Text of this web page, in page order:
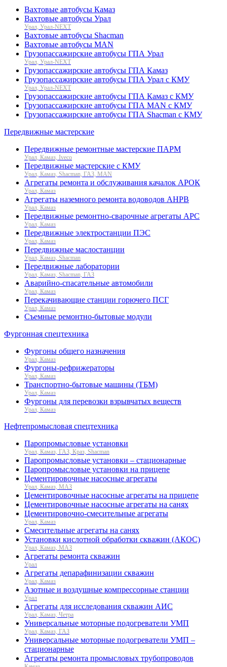
Вахтовые автобусы Камаз
Вахтовые автобусы Урал
Урал, Урал-NEXT
Вахтовые автобусы Shacman
Вахтовые автобусы MAN
Грузопассажирские автобусы ГПА Урал
Урал, Урал-NEXT
Грузопассажирские автобусы ГПА Камаз
Грузопассажирские автобусы ГПА Урал с КМУ
Урал, Урал-NEXT
Грузопассажирские автобусы ГПА Камаз с КМУ
Грузопассажирские автобусы ГПА MAN с КМУ
Грузопассажирские автобусы ГПА Shacman с КМУ
Передвижные мастерские
Передвижные ремонтные мастерские ПАРМ
Урал, Камаз, Iveco
Передвижные мастерские с КМУ
Урал, Камаз, Shacman, ГАЗ, MAN
Агрегаты ремонта и обслуживания качалок АРОК
Урал, Камаз
Агрегаты наземного ремонта водоводов АНРВ
Урал, Камаз
Передвижные ремонтно-сварочные агрегаты АРС
Урал, Камаз
Передвижные электростанции ПЭС
Урал, Камаз
Передвижные маслостанции
Урал, Камаз, Shacman
Передвижные лаборатории
Урал, Камаз, Shacman, ГАЗ
Аварийно-спасательные автомобили
Урал, Камаз
Перекачивающие станции горючего ПСГ
Урал, Камаз
Съемные ремонтно-бытовые модули
Фургонная спецтехника
Фургоны общего назначения
Урал, Камаз
Фургоны-рефрижераторы
Урал, Камаз
Транспортно-бытовые машины (ТБМ)
Урал, Камаз
Фургоны для перевозки взрывчатых веществ
Урал, Камаз
Нефтепромысловая спецтехника
Паропромысловые установки
Урал, Камаз, ГАЗ, Краз, Shacman
Паропромысловые установки – стационарные
Паропромысловые установки на прицепе
Цементировочные насосные агрегаты
Урал, Камаз, МАЗ
Цементировочные насосные агрегаты на прицепе
Цементировочные насосные агрегаты на санях
Цементировочно-смесительные агрегаты
Урал, Камаз
Смесительные агрегаты на санях
Установки кислотной обработки скважин (АКОС)
Урал, Камаз, МАЗ
Агрегаты ремонта скважин
Урал
Агрегаты депарафинизации скважин
Урал, Камаз
Азотные и воздушные компрессорные станции
Урал
Агрегаты для исследования скважин АИС
Урал, Камаз, Четра
Универсальные моторные подогреватели УМП
Урал, Камаз, ГАЗ
Универсальные моторные подогреватели УМП –
стационарные
Агрегаты ремонта промысловых трубопроводов